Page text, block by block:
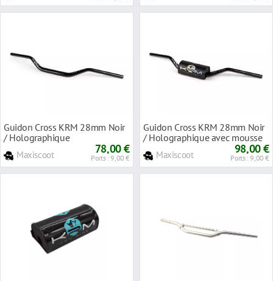
Guidon Cross KRM 28mm Noir
/ Holographique
Maxiscoot 78,00 €
Ports : 9,00 €
Guidon Cross KRM 28mm Noir
/ Holographique avec mousse
Maxiscoot 98,00 €
Ports : 9,00 €